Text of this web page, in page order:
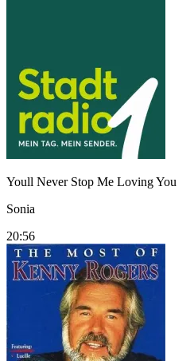
Youll Never Stop Me Loving You
Sonia
20:56